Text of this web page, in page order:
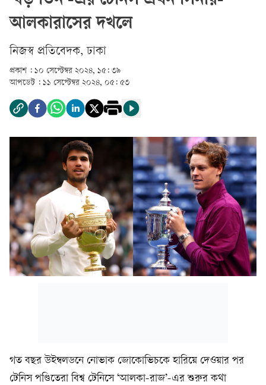
আলকারাসের দখলে
নিজস্ব প্রতিবেদক, ঢাকা
প্রকাশ : ১০ সেপ্টেম্বর ২০২৪, ১৫: ৩৯
আপডেট : ১১ সেপ্টেম্বর ২০২৪, ০৫: ৫৩
গত বছর উইম্বলডনে নোভাক জোকোভিচকে হারিয়ে দেওয়ার পর
টেনিস পণ্ডিতেরা বিশ্ব টেনিসে ‘আলকা-রাজ’-এর শুরুর কথা